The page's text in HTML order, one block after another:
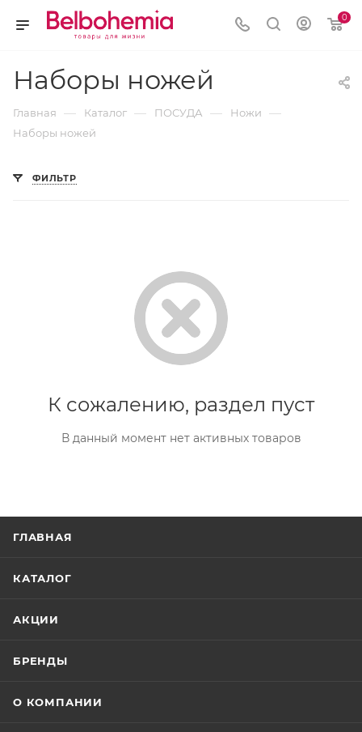
0
Наборы ножей
Главная — Каталог — ПОСУДА — Ножи —
Наборы ножей
ФИЛЬТР
К сожалению, раздел пуст
В данный момент нет активных товаров
ГЛАВНАЯ
КАТАЛОГ
АКЦИИ
БРЕНДЫ
О КОМПАНИИ